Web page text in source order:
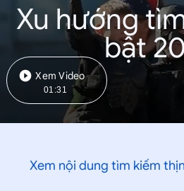
Xu hướng
bật
Xem Video
01:31
Xem nội dung tìm kiếm